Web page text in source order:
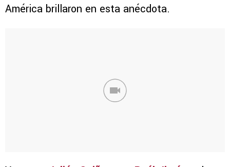
América brillaron en esta anécdota.